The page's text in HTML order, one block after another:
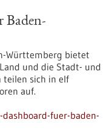
Baden-
Württemberg bietet
und die Stadt- und
teilen sich in elf
auf.
fuer-baden-